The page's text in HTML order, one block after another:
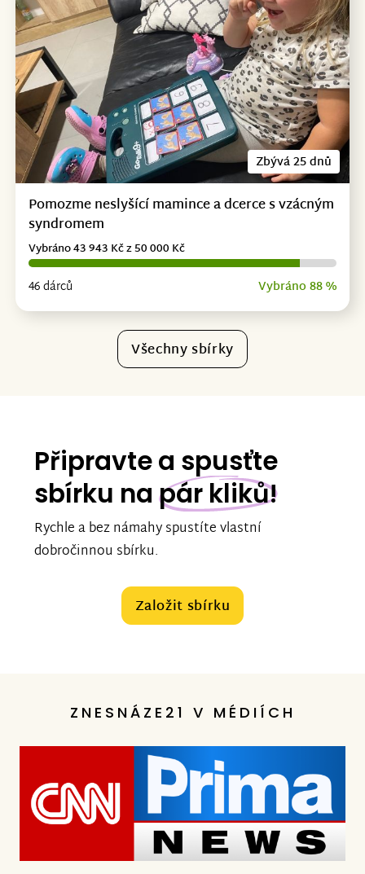
Zbývá 25 dnů
Pomozme neslyšící mamince a dcerce s vzácným
syndromem
46 dárců Vybráno 88 %
Vybráno 43 943 Kč z 50 000 Kč
Všechny sbírky
Připravte a spusťte
sbírku na pár kliků!
Rychle a bez námahy spustíte vlastní
dobročinnou sbírku.
Založit sbírku
ZNESNÁZE21 V MÉDIÍCH